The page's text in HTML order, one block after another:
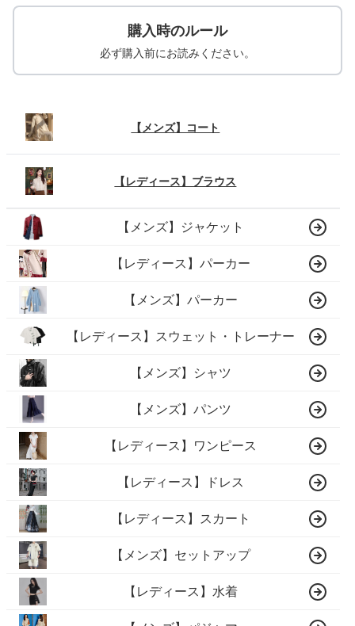
購入時のルール
必ず購入前にお読みください。
【メンズ】コート
【レディース】ブラウス
【メンズ】ジャケット
【レディース】パーカー
【メンズ】パーカー
【レディース】スウェット・トレーナー
【メンズ】シャツ
【メンズ】パンツ
【レディース】ワンピース
【レディース】ドレス
【レディース】スカート
【メンズ】セットアップ
【レディース】水着